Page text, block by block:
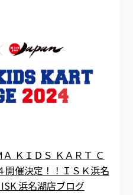
ＫＩＤＳ ＫＡＲＴ Ｃ
開催決定！！ＩＳＫ浜名
浜名湖店ブログ